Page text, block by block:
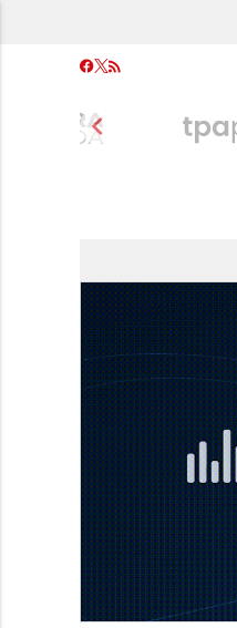
chevron_left